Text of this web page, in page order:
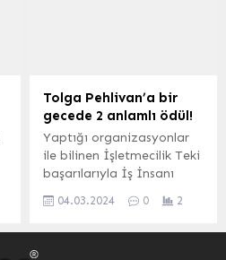
sponsorluğundaki
konserinin biletleri saatler
öncesinden tükenirken,
hayranları Bodrum Antik
Tiyatro’nun girişinde
uzun...
Tolga Pehlivan’a bir
gecede 2 anlamlı ödül!
Yaptığı organizasyonlar
ile bilinen İşletmecilik Teki
başarılarıyla İş İnsanı
İyi Konser Organizatörü ”
04.03.2024 0 2